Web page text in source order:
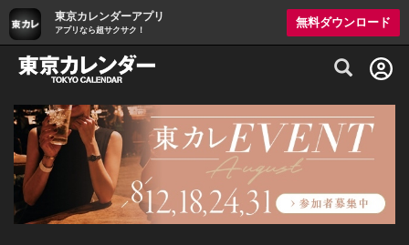
東京カレンダーアプリ
アプリなら超サクサク！
無料ダウンロード
グルメ情報・プレミアムレストラン予約